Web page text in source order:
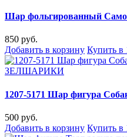
Шар фольгированный
850 руб.
Добавить в корзину Купить в
1207-5171 Шар фигура
500 руб.
Добавить в корзину Купить в